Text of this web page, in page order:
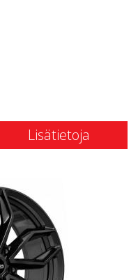
Lisätietoja